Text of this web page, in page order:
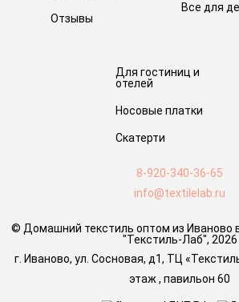
Отзывы
Все для
Для гостиниц и
отелей
Носовые платки
Скатерти
8-920-340-36-65
info@textilelab.ru
© Домашний текстиль оптом из Иваново
"Текстиль-Лаб", 2026
г. Иваново, ул. Сосновая, д1, ТЦ
этаж , павильон 60